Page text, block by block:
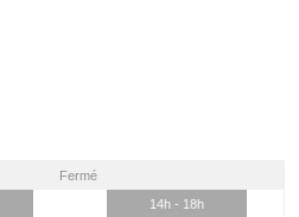
Fermé
14h - 18h